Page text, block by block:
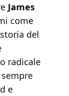
James
come
del
radicale
e